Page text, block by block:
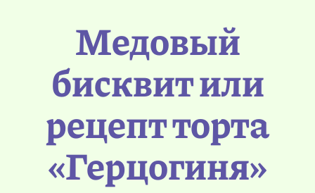
Медовый
бисквит или
рецепт торта
«Герцогиня»